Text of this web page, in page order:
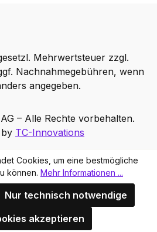
Mehrwertsteuer zzgl.
Nachnahmegebühren, wenn
angegeben.
– Alle Rechte vorbehalten.
TC-Innovations
Cookies, um eine bestmögliche
können. Mehr Informationen ...
Nur technisch notwendige
akzeptieren